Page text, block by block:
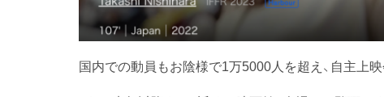
国内での動員もお陰様で1万5000人を超え、自主上